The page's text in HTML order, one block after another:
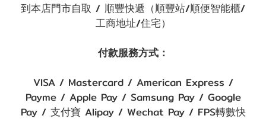
到本店門市自取 / 順豐快遞（順豐站/順便智能櫃/
工商地址/住宅）
付款服務方式：
VISA / Mastercard / American Express /
Payme / Apple Pay / Samsung Pay / Google
Pay / 支付寶 Alipay / Wechat Pay / FPS轉數快